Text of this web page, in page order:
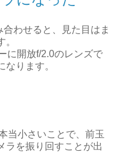
わせると、見た目はま
に開放f/2.0のレンズで
ります。
当小さいことで、前玉
ラを振り回すことが出